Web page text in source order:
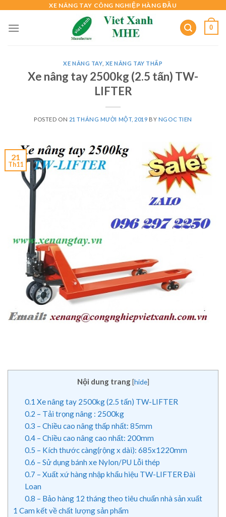
content
XE NÂNG TAY CÔNG NGHIỆP HÀNG ĐẦU
0
XE NÂNG TAY, XE NÂNG TAY THẤP
Xe nâng tay 2500kg (2.5 tấn) TW-
LIFTER
POSTED ON 21 THÁNG MƯỜI MỘT, 2019 BY NGOC TIEN
21
Th11
Nội dung trang [hide]
0.1 Xe nâng tay 2500kg (2.5 tấn) TW-LIFTER
0.2 – Tải trọng nâng : 2500kg
0.3 – Chiều cao nâng thấp nhất: 85mm
0.4– Chiều cao nâng cao nhất: 200mm
0.5 – Kích thước càng(rộng x dài): 685x1220mm
0.6 – Sử dụng bánh xe Nylon/PU Lỗi thép
0.7 – Xuất xứ hàng nhập khẩu hiệu TW-LIFTER Đài
Loan
0.8 – Bảo hàng 12 tháng theo tiêu chuẩn nhà sản xuất
1 Cam kết về chất lượng sản phẩm